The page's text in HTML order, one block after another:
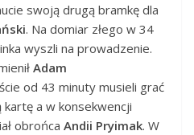
swoją drugą bramkę dla
. Na domiar złego w 34
wyszli na prowadzenie.
Adam
od 43 minuty musieli grać
a w konsekwencji
obrońca Andii Pryimak. W